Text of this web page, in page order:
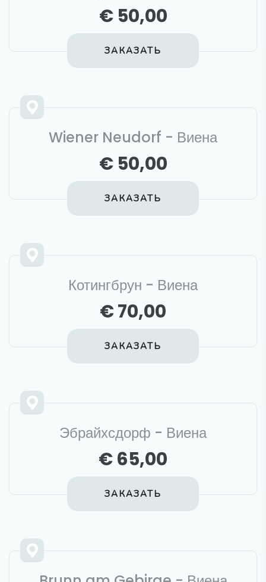
€ 50,00
ЗАКАЗАТЬ
Wiener Neudorf - Виена
€ 50,00
ЗАКАЗАТЬ
Котингбрун - Виена
€ 70,00
ЗАКАЗАТЬ
Эбрайхсдорф - Виена
€ 65,00
ЗАКАЗАТЬ